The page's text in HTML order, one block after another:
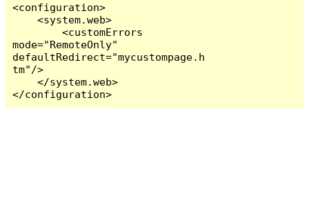
<configuration>
    <system.web>
        <customErrors
mode="RemoteOnly"
defaultRedirect="mycustompage.h
tm"/>
    </system.web>
</configuration>